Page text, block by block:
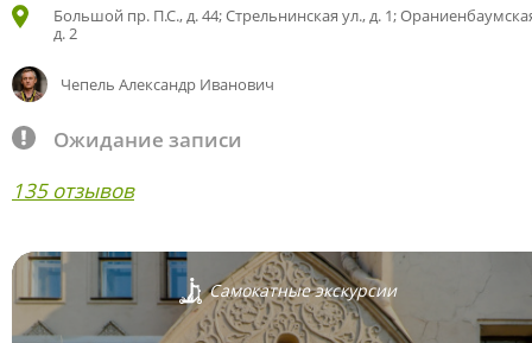
Большой пр. П.С., д. 44; Стрельнинская ул., д. 1;
д. 2
Чепель Александр Иванович
Ожидание записи
135 отзывов
Самокатные экскурсии